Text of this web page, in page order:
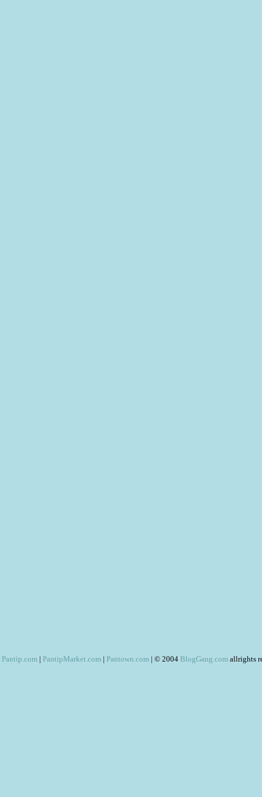
Pantip.com | PantipMarket.com | Pantown.com | © 2004 BlogGang.com allrights